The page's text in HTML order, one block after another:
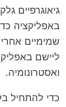
גיאוגרפיים
באפליקציה
שמימיים
ליישם
ואסטרונומיה.
כדי להתחיל